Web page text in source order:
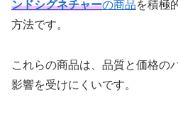
ンドシグネチャーの商品を積極
方法です。
これらの商品は、品質と価格の
影響を受けにくいです。